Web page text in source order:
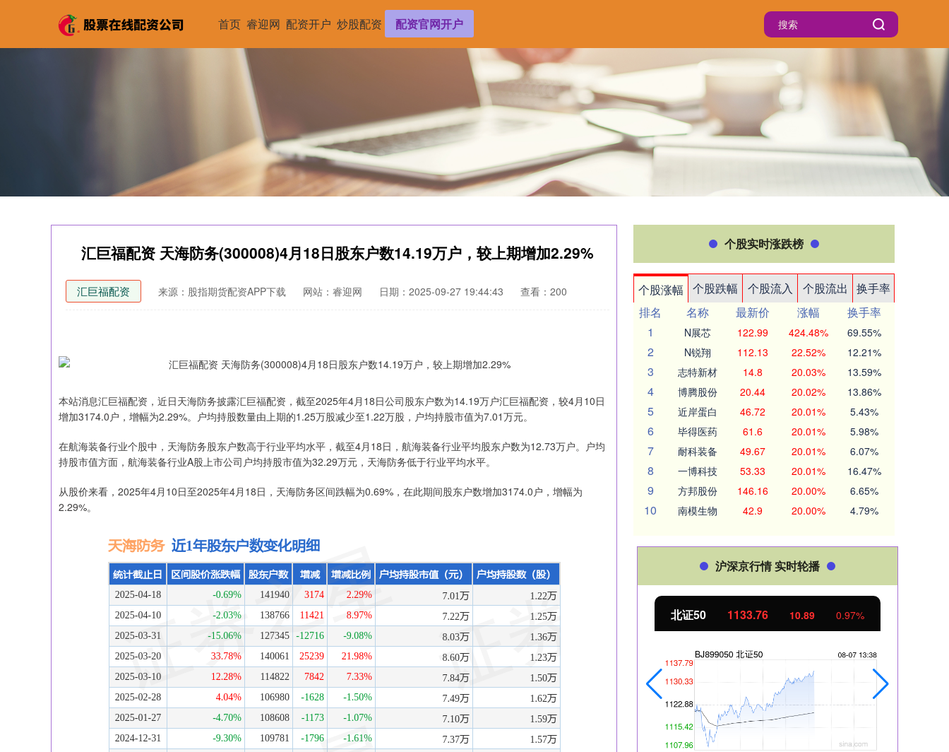
首页 睿迎网 配资开户 炒股配资 配资官网开户
汇巨福配资 天海防务(300008)4月18日股东户数14.19万户，较上期增加2.29%
汇巨福配资 来源：股指期货配资APP下载 网站：睿迎网 日期：2025-09-27 19:44:43 查看：200
本站消息汇巨福配资，近日天海防务披露汇巨福配资，截至2025年4月18日公司股东户数为14.19万户汇巨福配资，较4月10日
增加3174.0户，增幅为2.29%。户均持股数量由上期的1.25万股减少至1.22万股，户均持股市值为7.01万元。
在航海装备行业个股中，天海防务股东户数高于行业平均水平，截至4月18日，航海装备行业平均股东户数为12.73万户。户均
持股市值方面，航海装备行业A股上市公司户均持股市值为32.29万元，天海防务低于行业平均水平。
从股价来看，2025年4月10日至2025年4月18日，天海防务区间跌幅为0.69%，在此期间股东户数增加3174.0户，增幅为
2.29%。
个股实时涨跌榜
个股涨幅 个股跌幅 个股流入 个股流出
换手率
排名
名称 最新价 涨幅
换手率
1
N展芯 122.99 424.48% 69.55%
2 N锐翔 112.13 22.52% 12.21%
3 志特新材 14.8 20.03% 13.59%
4 博腾股份 20.44 20.02% 13.86%
5 近岸蛋白 46.72 20.01% 5.43%
6 毕得医药 61.6 20.01% 5.98%
7 耐科装备 49.67 20.01% 6.07%
8 一博科技 53.33 20.01% 16.47%
9 方邦股份 146.16 20.00% 6.65%
10 南模生物 42.9 20.00% 4.79%
沪深京行情 实时轮播
深证成指 14374.49 264.36 1.87% 沪深300 49.53 北证50 1133.94 11.06 0.98%